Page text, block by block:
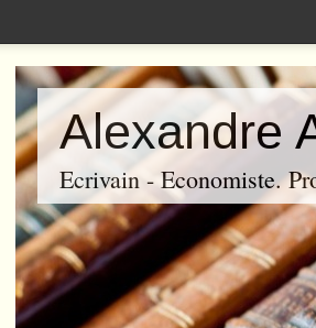
Alexandre
Ecrivain - Economiste.